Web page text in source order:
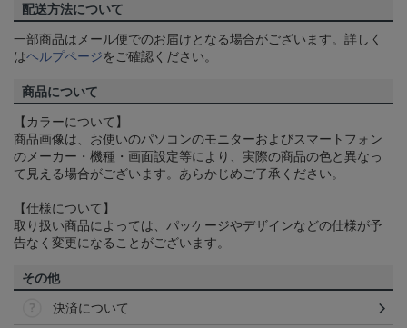
配送方法について
一部商品はメール便でのお届けとなる場合がございます。詳しく
はヘルプページをご確認ください。
商品について
【カラーについて】
商品画像は、お使いのパソコンのモニターおよびスマートフォン
のメーカー・機種・画面設定等により、実際の商品の色と異なっ
て見える場合がございます。あらかじめご了承ください。
【仕様について】
取り扱い商品によっては、パッケージやデザインなどの仕様が予
告なく変更になることがございます。
その他
決済について